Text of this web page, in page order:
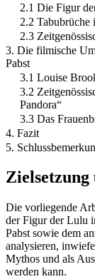
2.1 Die Figur
2.2 Tabubrüche
2.3
3. Die filmische
Pabst
3.1 Louise
3.2
Pandora“
3.3 Das
4. Fazit
5.
Die vorliegende
der Figur der Lulu
Pabst sowie dem
analysieren,
Mythos und als
werden kann.